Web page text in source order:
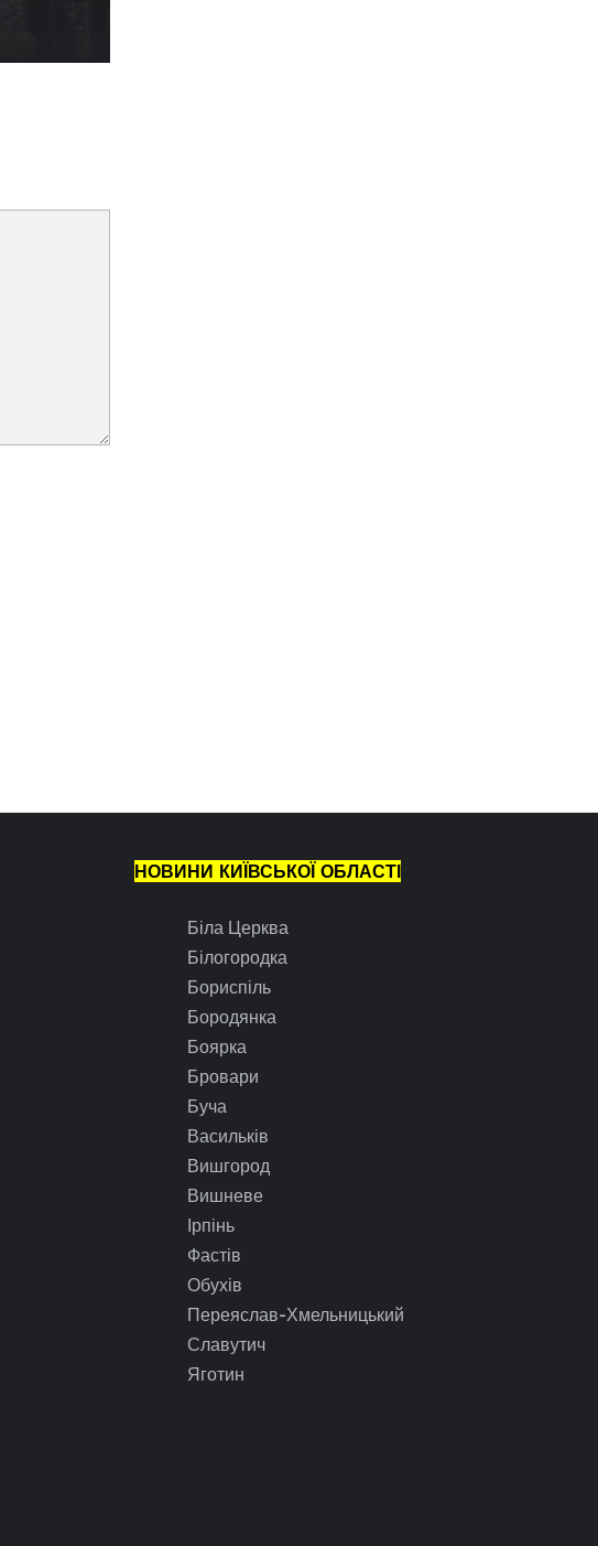
НОВИНИ КИЇВСЬКОЇ ОБЛАСТІ
Біла Церква
Білогородка
Бориспіль
Бородянка
Боярка
Бровари
Буча
Васильків
Вишгород
Вишневе
Ірпінь
Фастів
Обухів
Переяслав-Хмельницький
Славутич
Яготин